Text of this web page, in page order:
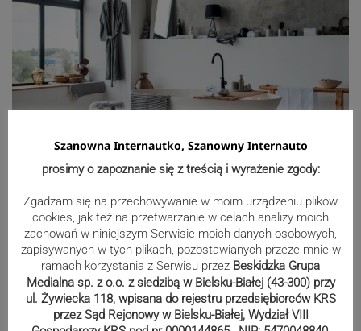
Szanowna Internautko, Szanowny Internauto
prosimy o zapoznanie się z treścią i wyrażenie zgody:
Zgadzam się na przechowywanie w moim urządzeniu plików
cookies, jak też na przetwarzanie w celach analizy moich
zachowań w niniejszym Serwisie moich danych osobowych,
zapisywanych w tych plikach, pozostawianych przeze mnie w
ramach korzystania z Serwisu przez Beskidzka Grupa
Medialna sp. z o.o. z siedzibą w Bielsku-Białej (43-300) przy
ul. Żywiecka 118, wpisana do rejestru przedsiębiorców KRS
przez Sąd Rejonowy w Bielsku-Białej, Wydział VIII